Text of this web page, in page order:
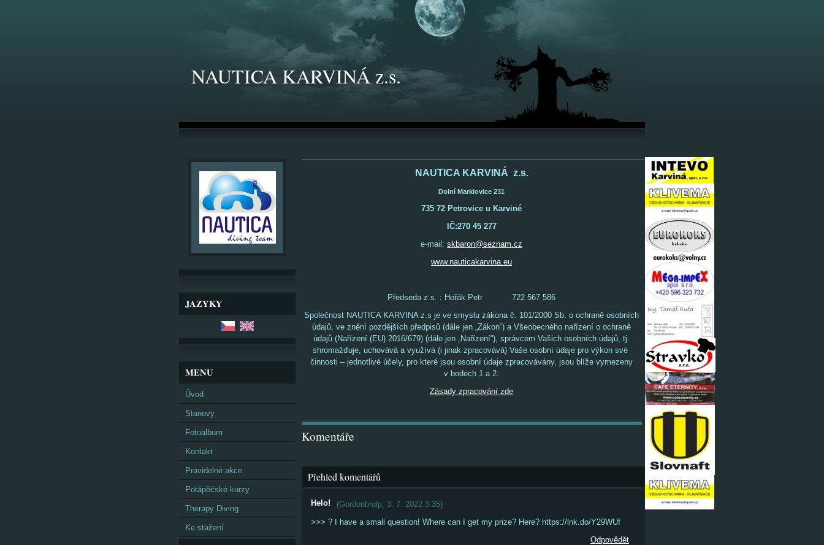
NAUTICA KARVINÁ z.s.
JAZYKY
MENU
Úvod
Stanovy
Fotoalbum
Kontakt
Pravidelné akce
Potápěčské kurzy
Therapy Diving
Ke stažení
NAUTICA KARVINÁ z.s.
Dolní Marklovice 231
735 72 Petrovice u Karviné
IČ:270 45 277
e-mail: skbaron@seznam.cz
www.nauticakarvina.eu
Předseda z.s. : Hořák Petr 722 567 586
Společnost NAUTICA KARVINA z.s je ve smyslu zákona č. 101/2000 Sb. o ochraně osobních
údajů, ve znění pozdějších předpisů (dále jen „Zákon“) a Všeobecného nařízení o ochraně
údajů (Nařízení (EU) 2016/679) (dále jen „Nařízení“), správcem Vašich osobních údajů, tj.
shromažďuje, uchovává a využívá (i jinak zpracovává) Vaše osobní údaje pro výkon své
činnosti – jednotlivé účely, pro které jsou osobní údaje zpracovávány, jsou blíže vymezeny
v bodech 1 a 2.
Zásady zpracování zde
Komentáře
Přehled komentářů
Helo! (Gordonbrulp, 3. 7. 2022 3:35)
>>> ? I have a small question! Where can I get my prize? Here? https://lnk.do/Y29WUf
Odpovědět